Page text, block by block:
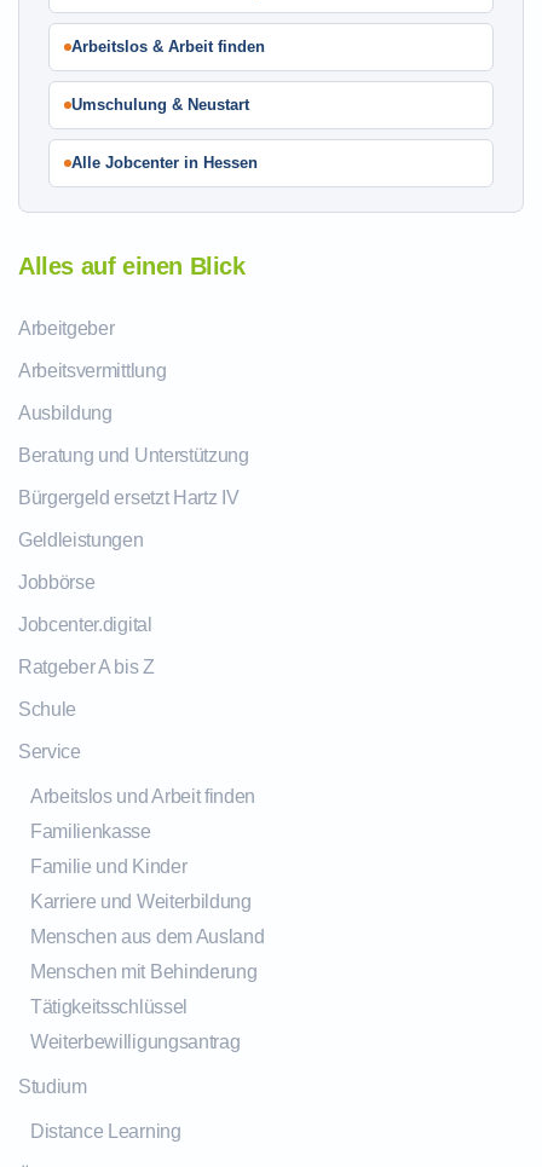
Arbeitslos & Arbeit finden
Umschulung & Neustart
Alle Jobcenter in Hessen
Alles auf einen Blick
Arbeitgeber
Arbeitsvermittlung
Ausbildung
Beratung und Unterstützung
Bürgergeld ersetzt Hartz IV
Geldleistungen
Jobbörse
Jobcenter.digital
Ratgeber A bis Z
Schule
Service
Arbeitslos und Arbeit finden
Familienkasse
Familie und Kinder
Karriere und Weiterbildung
Menschen aus dem Ausland
Menschen mit Behinderung
Tätigkeitsschlüssel
Weiterbewilligungsantrag
Studium
Distance Learning